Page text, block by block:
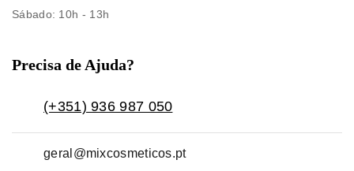
Sábado: 10h - 13h
Precisa de Ajuda?
(+351) 936 987 050
geral@mixcosmeticos.pt